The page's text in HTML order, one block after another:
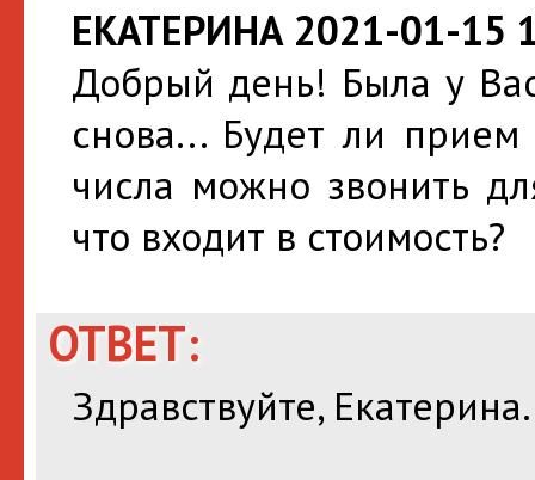
ЕКАТЕРИНА 2021-01-15
Добрый день! Была у
снова... Будет ли
числа можно звонить
что входит в стоимость?
ОТВЕТ:
Здравствуйте, Екатерина.